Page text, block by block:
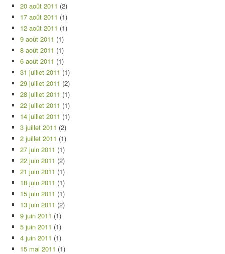
20 août 2011 (2)
17 août 2011 (1)
12 août 2011 (1)
9 août 2011 (1)
8 août 2011 (1)
6 août 2011 (1)
31 juillet 2011 (1)
29 juillet 2011 (2)
28 juillet 2011 (1)
22 juillet 2011 (1)
14 juillet 2011 (1)
3 juillet 2011 (2)
2 juillet 2011 (1)
27 juin 2011 (1)
22 juin 2011 (2)
21 juin 2011 (1)
18 juin 2011 (1)
15 juin 2011 (1)
13 juin 2011 (2)
9 juin 2011 (1)
5 juin 2011 (1)
4 juin 2011 (1)
15 mai 2011 (1)